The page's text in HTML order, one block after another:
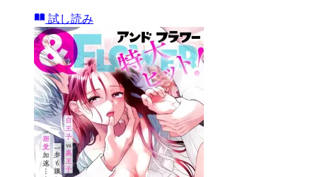
試し読み